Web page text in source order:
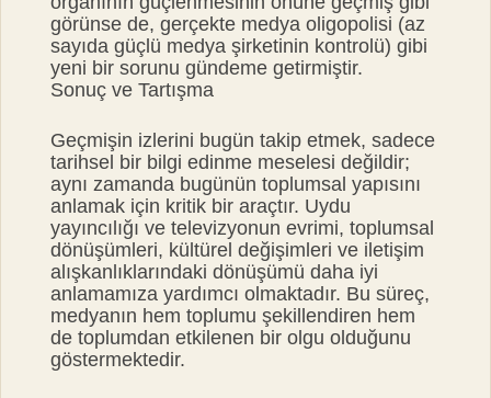
görünse de, gerçekte medya oligopolisi (az
sayıda güçlü medya şirketinin kontrolü) gibi
yeni bir sorunu gündeme getirmiştir.
Sonuç ve Tartışma
Geçmişin izlerini bugün takip etmek, sadece
tarihsel bir bilgi edinme meselesi değildir;
aynı zamanda bugünün toplumsal yapısını
anlamak için kritik bir araçtır. Uydu
yayıncılığı ve televizyonun evrimi, toplumsal
dönüşümleri, kültürel değişimleri ve iletişim
alışkanlıklarındaki dönüşümü daha iyi
anlamamıza yardımcı olmaktadır. Bu süreç,
medyanın hem toplumu şekillendiren hem
de toplumdan etkilenen bir olgu olduğunu
göstermektedir.